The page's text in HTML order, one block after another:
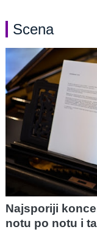
Scena
Najsporiji
notu po notu i